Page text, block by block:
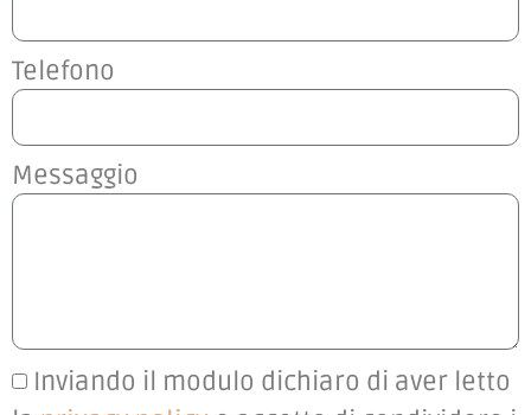
Telefono
Messaggio
Inviando il modulo dichiaro di aver letto